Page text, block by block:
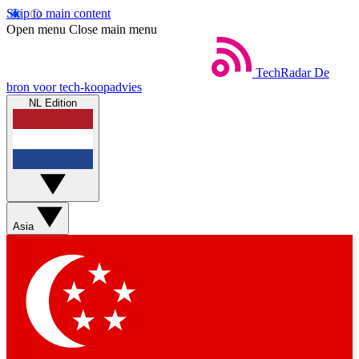
Skip to main content
Open menu Close main menu
TechRadar De
bron voor tech-koopadvies
NL Edition
Asia